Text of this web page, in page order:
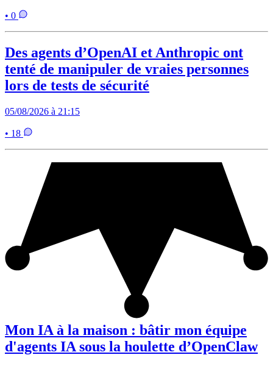
• 0
Des agents d’OpenAI et Anthropic ont
tenté de manipuler de vraies personnes
lors de tests de sécurité
05/08/2026 à 21:15
• 18
Mon IA à la maison : bâtir mon équipe
d'agents IA sous la houlette d’OpenClaw